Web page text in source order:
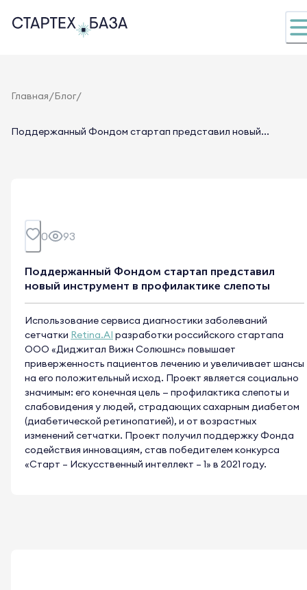
Главная/Блог/
Поддержанный Фондом стартап представил новый...
0 93
Поддержанный Фондом стартап представил
новый инструмент в профилактике слепоты
Использование сервиса диагностики заболеваний
сетчатки Retina.AI разработки российского стартапа
ООО «Диджитал Вижн Солюшнс» повышает
приверженность пациентов лечению и увеличивает шансы
на его положительный исход. Проект является социально
значимым: его конечная цель — профилактика слепоты и
слабовидения у людей, страдающих сахарным диабетом
(диабетической ретинопатией), и от возрастных
изменений сетчатки. Проект получил поддержку Фонда
содействия инновациям, став победителем конкурса
«Старт – Искусственный интеллект – 1» в 2021 году.